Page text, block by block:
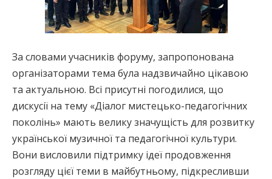
За словами учасників форуму, запропонована
організаторами тема була надзвичайно цікавою
та актуальною. Всі присутні погодилися, що
дискусії на тему «Діалог мистецько-педагогічних
поколінь» мають велику значущість для розвитку
української музичної та педагогічної культури.
Вони висловили підтримку ідеї продовження
розгляду цієї теми в майбутньому, підкресливши